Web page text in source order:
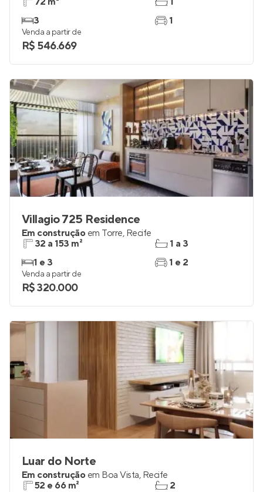
3
1
Venda a partir de
R$ 546.669
Villagio 725 Residence
Em construção em Torre, Recife
32 a 153 m²
1 e 3
1 a 3
1 e 2
Venda a partir de
R$ 320.000
Luar do Norte
Em construção em Boa Vista, Recife
52 e 66 m²
2